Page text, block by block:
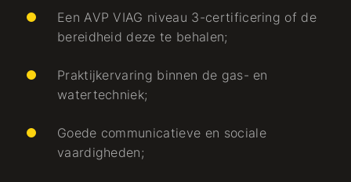
Een AVP VIAG niveau 3-certificering of de
bereidheid deze te behalen;
Praktijkervaring binnen de gas- en
watertechniek;
Goede communicatieve en sociale
vaardigheden;